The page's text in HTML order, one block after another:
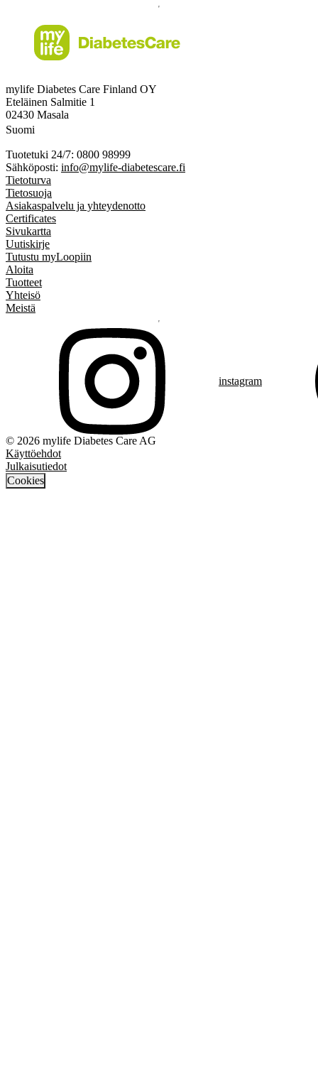
mylife Diabetes Care Finland OY
Eteläinen Salmitie 1
02430 Masala
Suomi
Tuotetuki 24/7: 0800 98999
Sähköposti: info@mylife-diabetescare.fi
Tietoturva
Tietosuoja
Asiakaspalvelu ja yhteydenotto
Certificates
Sivukartta
Uutiskirje
Tutustu myLoopiin
Aloita
Tuotteet
Yhteisö
Meistä
instagram
© 2026 mylife Diabetes Care AG
Käyttöehdot
Julkaisutiedot
Cookies